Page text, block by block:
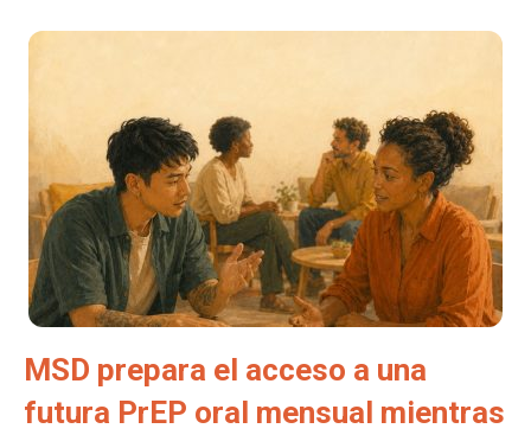
MSD prepara el acceso a una
futura PrEP oral mensual mientras